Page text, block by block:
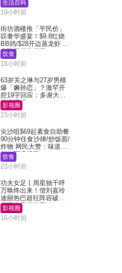
生活百科
19小时前
街坊酒楼推「平民价」
叹奢华盛宴！$9.8红烧
BB鸽/$28开边蒸龙虾 3
大晚餐超值优惠
饮食
18小时前
63岁关之琳与27岁男模
爆「嫲孙恋」？激罕开
腔19字回应：多谢大家
挂念近况
影视圈
23小时前
尖沙咀$69起素食自助餐
90分钟任食沙律/炒饭面/
炸物 网民大赞：味道
好，环境阔落
饮食
23小时前
功夫女足丨周星驰千呼
万唤终出来！偕刘嘉玲
迪丽热巴超狂阵容破天
荒现身香港谢票
影视圈
16小时前